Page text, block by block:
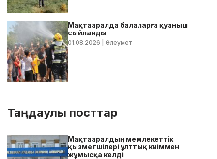
Мақтааралда балаларға қуаныш
сыйланды
01.08.2026 | Әлеумет
Таңдаулы посттар
Мақтааралдың мемлекеттік
қызметшілері ұлттық киіммен
жұмысқа келді